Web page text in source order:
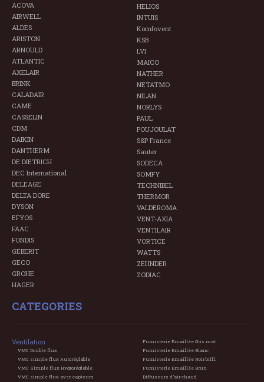
ACOVA
AIRWELL
ALDES
ARISTON
ARNOULD
ATLANTIC
AXELAIR
BRINK
CALADAIR
CAME
CASSELIN
CDM
DAIKIN
DANTHERM
DE DIETRICH
DEC International
DELEAGE
DELTA DORE
DYSON
EFYOS
FAAC
FONDIS
GEBERIT
GECO
GROHE
HAGER
HELIOS
INTUIS
Komfovent
KSB
LVI
MAICO
NATHER
NETATMO
NILAN
NORLYS
PAUL
POUJOULAT
S&P France
Sauter
SODECA
SOMFY
TECHNIBEL
THERMOR
VALDEROMA
VENT-AXIA
VENTILAIR
VORTICE
WATTS
ZEHNDER
ZODIAC
CATEGORIES
Ventilation
VMC Double flux
VMC simple flux Autoréglable
VMC Simple flux Hygroréglable
VMC simple flux avec capteurs
Fumisterie Emaillée Gris mat
Fumisterie Emaillée Blanc
Fumisterie Emaillée Noir brill.
Fumisterie Emaillée Brun
Diffuseurs d'air chaud